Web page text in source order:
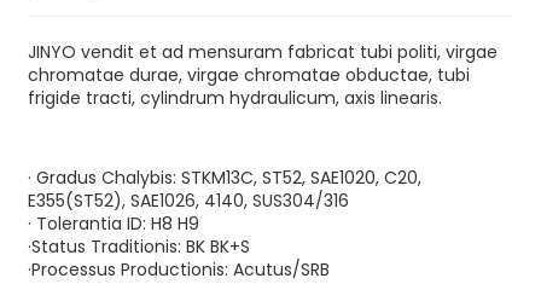
JINYO vendit et ad mensuram fabricat tubi politi, virgae
chromatae durae, virgae chromatae obductae, tubi
frigide tracti, cylindrum hydraulicum, axis linearis.
· Gradus Chalybis: STKM13C, ST52, SAE1020, C20,
E355(ST52), SAE1026, 4140, SUS304/316
· Tolerantia ID: H8 H9
·Status Traditionis: BK BK+S
·Processus Productionis: Acutus/SRB